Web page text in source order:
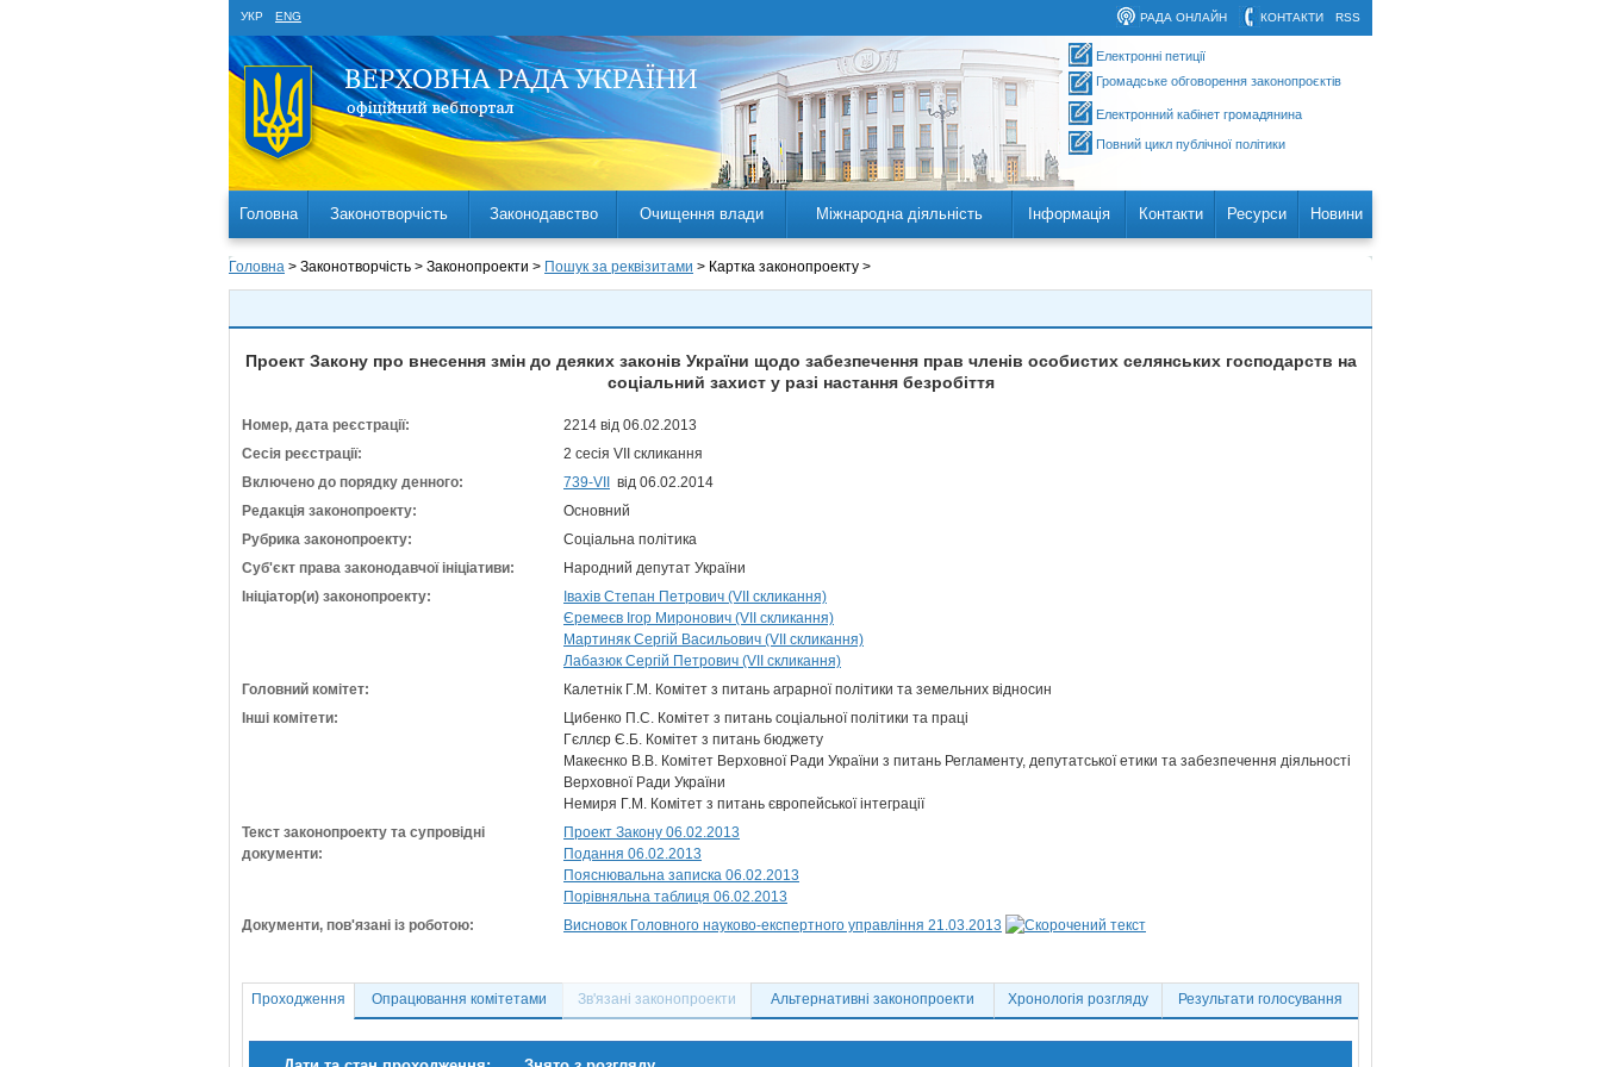
УКР ENG RSS
КОНТАКТИ
РАДА ОНЛАЙН
Електронні петиції
Громадське обговорення законопроєктів
Електронний кабінет громадянина
Повний цикл публічної політики
Головна Законотворчість Законодавство Очищення влади Міжнародна діяльність Інформація Контакти Ресурси Новини
Головна > Законотворчість > Законопроекти > Пошук за реквізитами > Картка законопроекту >
Проект Закону про внесення змін до деяких законів України щодо забезпечення прав членів особистих селянських господарств на
соціальний захист у разі настання безробіття
Номер, дата реєстрації:
2214 від 06.02.2013
Сесія реєстрації:
2 сесія VII скликання
Включено до порядку денного:
739-VII
від 06.02.2014
Редакція законопроекту:
Основний
Рубрика законопроекту:
Соціальна політика
Суб'єкт права законодавчої ініціативи:
Народний депутат України
Ініціатор(и) законопроекту:
Івахів Степан Петрович (VII скликання)
Єремеєв Ігор Миронович (VII скликання)
Мартиняк Сергій Васильович (VII скликання)
Лабазюк Сергій Петрович (VII скликання)
Головний комітет:
Калетнік Г.М. Комітет з питань аграрної політики та земельних відносин
Інші комітети:
Цибенко П.С. Комітет з питань соціальної політики та праці
Гєллєр Є.Б. Комітет з питань бюджету
Макеєнко В.В. Комітет Верховної Ради України з питань Регламенту, депутатської етики та забезпечення діяльності
Верховної Ради України
Немиря Г.М. Комітет з питань європейської інтеграції
Текст законопроекту та супровідні
документи:
Проект Закону 06.02.2013
Подання 06.02.2013
Пояснювальна записка 06.02.2013
Порівняльна таблиця 06.02.2013
Документи, пов'язані із роботою:
Висновок Головного науково-експертного управління 21.03.2013
Проходження Опрацювання комітетами Зв'язані законопроекти Альтернативні законопроекти Хронологія розгляду Результати голосування